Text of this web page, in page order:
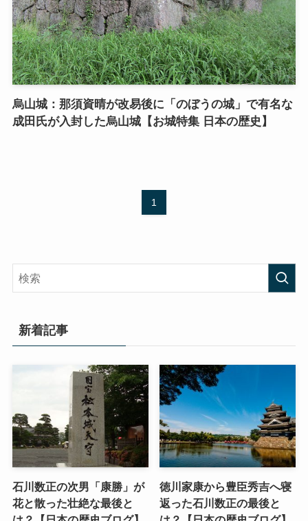
烏山城：那須資晴が改易後に「のぼうの城」で有名な
成田氏が入封した烏山城【お城特集 日本の歴史】
1
新着記事
石川数正の次男「康勝」が
花と散った壮絶な最後と
徳川家康から豊臣秀吉へ寝
返った石川数正の最後と